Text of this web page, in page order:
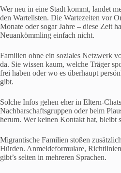
Wer neu in eine Stadt kommt, landet
den Wartelisten. Die Wartezeiten vor
Monate oder sogar Jahre – diese Zeit
Neuankömmling einfach nicht.
Familien ohne ein soziales Netzwerk
da. Sie wissen kaum, welche Träger
frei haben oder wo es überhaupt
gibt.
Solche Infos gehen eher in Eltern-
Nachbarschaftsgruppen oder beim
herum. Wer keinen Kontakt hat, bleibt
Migrantische Familien stoßen
Hürden. Anmeldeformulare,
gibt’s selten in mehreren Sprachen.